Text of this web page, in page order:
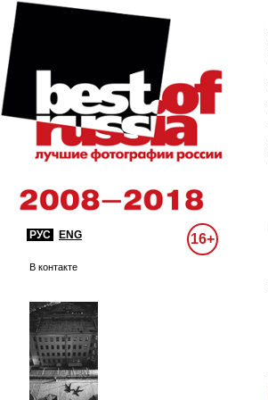
РУС ENG 16+
В контакте